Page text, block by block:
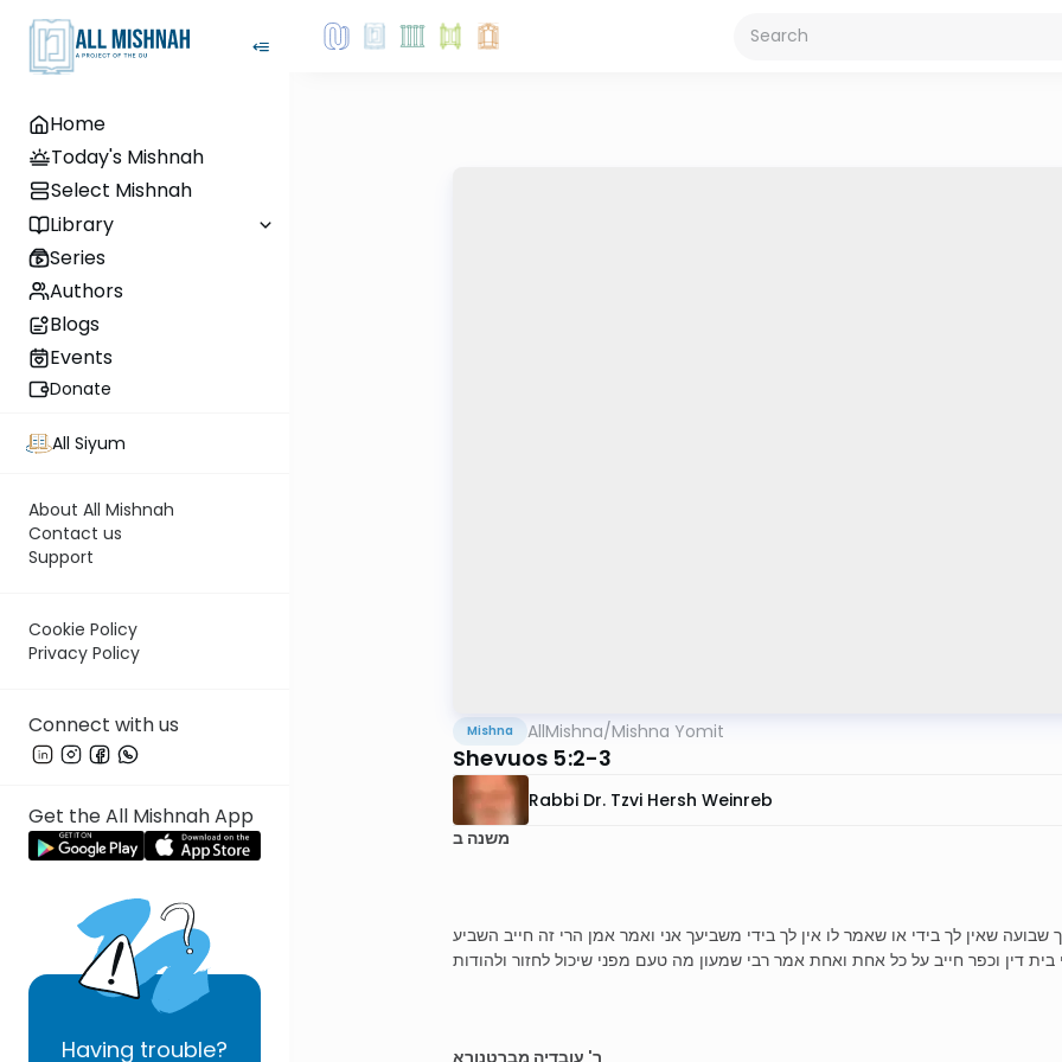
Home
Today's Mishnah
Select Mishnah
Library
Series
Authors
Blogs
Events
Donate
All Siyum
About All Mishnah
Contact us
Support
Cookie Policy
Privacy Policy
Connect with us
Get the All Mishnah App
Having trouble?
Mishna AllMishna/Mishna Yomit
Shevuos 5:2-3
Rabbi Dr. Tzvi Hersh Weinreb
משנה ב
שבועה שאין לך בידי או שאמר לו אין לך בידי משביעך אני ואמר אמן הרי זה חייב השביע
בית דין וכפר חייב על כל אחת ואחת אמר רבי שמעון מה טעם מפני שיכול לחזור ולהודות